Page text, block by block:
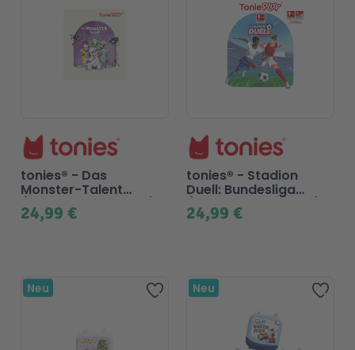
Technic
Seltene Artikel
LEGO® Blumen
24,99 €
tonies® - Das
Monster-Talent
(Tonieplay Game M) 24,99 €
tonies® - Stadion
Duell: Bundesliga
(Tonieplay Game M)
Zur Wunschliste hinzufügen
Neu Zur
Neu